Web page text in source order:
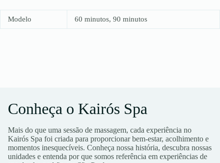
Modelo 60 minutos, 90 minutos
Conheça o Kairós Spa
Mais do que uma sessão de massagem, cada experiência no
Kairós Spa foi criada para proporcionar bem-estar, acolhimento e
momentos inesquecíveis. Conheça nossa história, descubra nossas
unidades e entenda por que somos referência em experiências de